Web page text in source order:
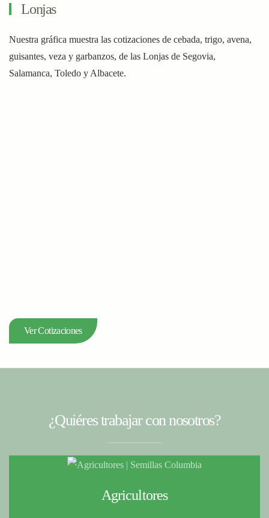
Lonjas
Nuestra gráfica muestra las cotizaciones de cebada, trigo, avena,
guisantes, veza y garbanzos, de las Lonjas de Segovia,
Salamanca, Toledo y Albacete.
Ver Cotizaciones
¿Quiéres trabajar con nosotros?
Agricultores